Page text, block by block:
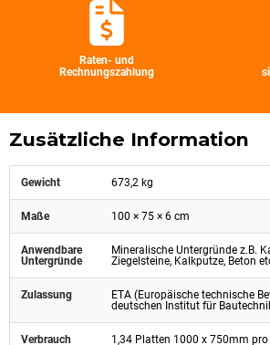
Raten- und
Rechnungszahlung
Zusätzliche Information
Gewicht 673,2 kg
Maße 100 × 75 × 6 cm
Anwendbare
Untergründe
Mineralische Untergründe z.B.
Ziegelsteine, Kalkputze, Beton
Zulassung
ETA (Europäische technische
deutschen Institut für
Verbrauch 1,34 Platten 1000 x 750mm pro